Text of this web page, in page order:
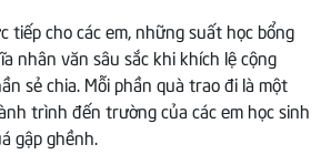
tiếp cho các em, những suất học bổng
nhân văn sâu sắc khi khích lệ cộng
sẻ chia. Mỗi phần quà trao đi là một
trình đến trường của các em học sinh
gập ghềnh.